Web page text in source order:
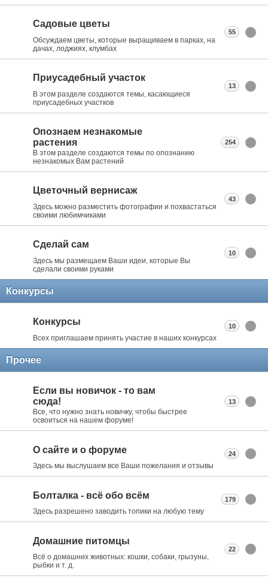
Садовые цветы
Обсуждаем цветы, которые выращиваем в парках, на
дачах, лоджиях, клумбах
55
Приусадебный участок
В этом разделе создаются темы, касающиеся
приусадебных участков
13
Опознаем незнакомые
растения
В этом разделе создаются темы по опознанию
незнакомых Вам растений
254
Цветочный вернисаж
Здесь можно разместить фотографии и похвастаться
своими любимчиками
43
Сделай сам
Здесь мы размещаем Ваши идеи, которые Вы
сделали своими руками
10
Конкурсы
Конкурсы
Всех приглашаем принять участие в наших конкурсах
10
Прочее
Если вы новичок - то вам
сюда!
Все, что нужно знать новичку, чтобы быстрее
освоиться на нашем форуме!
13
О сайте и о форуме
Здесь мы выслушаем все Ваши пожелания и отзывы
24
Болталка - всё обо всём
Здесь разрешено заводить топики на любую тему
179
Домашние питомцы
Всё о домашних животных: кошки, собаки, грызуны,
рыбки и т. д.
22